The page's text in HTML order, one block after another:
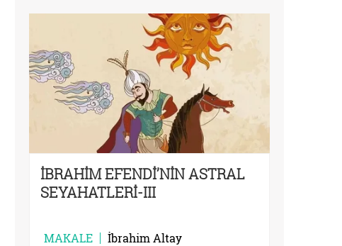
İBRAHİM EFENDİ’NİN ASTRAL
SEYAHATLERİ-III
MAKALE İbrahim Altay